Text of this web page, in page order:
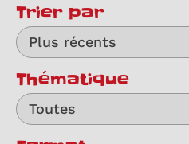
Trier par
Plus récents
Thématique
Toutes